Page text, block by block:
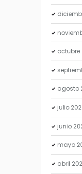
octubre
agosto
julio
junio
mayo
abril